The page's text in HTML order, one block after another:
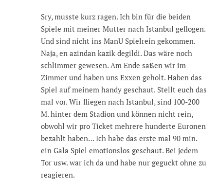
Sry, musste kurz ragen. Ich bin für die beiden
Spiele mit meiner Mutter nach Istanbul geflogen.
Und sind nicht ins ManU Spielrein gekommen.
Naja, en azindan kazik degildi. Das wäre noch
schlimmer gewesen. Am Ende saßen wir im
Zimmer und haben uns Exxen geholt. Haben das
Spiel auf meinem handy geschaut. Stellt euch das
mal vor. Wir fliegen nach Istanbul, sind 100-200
M. hinter dem Stadion und können nicht rein,
obwohl wir pro Ticket mehrere hunderte Euronen
bezahlt haben… Ich habe das erste mal 90 min.
ein Gala Spiel emotionslos geschaut. Bei jedem
Tor usw. war ich da und habe nur geguckt ohne zu
reagieren.